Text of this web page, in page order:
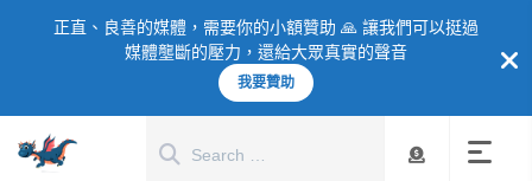
正直、良善的媒體，需要你的小額贊助 🙏 讓我們可以挺過
媒體壟斷的壓力，還給大眾真實的聲音
我要贊助